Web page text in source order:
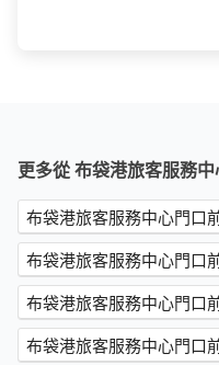
更多從 布袋港旅客服務
布袋港旅客服務中心門口
布袋港旅客服務中心門口
布袋港旅客服務中心門口
布袋港旅客服務中心門口